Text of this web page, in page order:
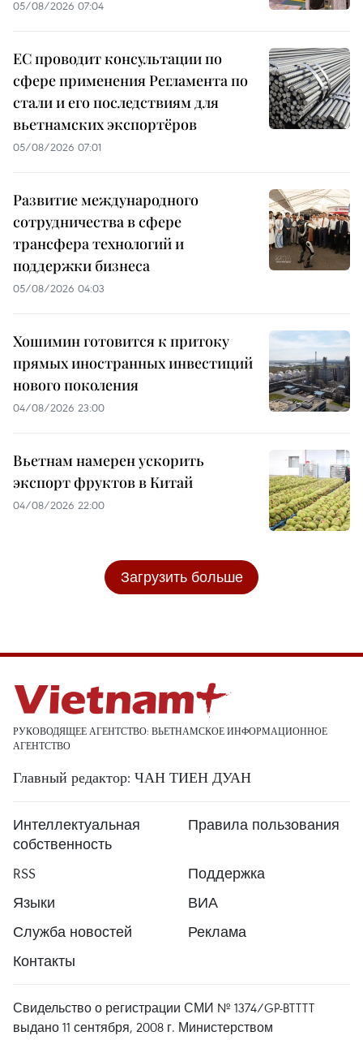
05/08/2026 07:04
ЕС проводит консультации по
сфере применения Регламента по
стали и его последствиям для
вьетнамских экспортёров
05/08/2026 07:01
Развитие международного
сотрудничества в сфере
трансфера технологий и
поддержки бизнеса
05/08/2026 04:03
Хошимин готовится к притоку
прямых иностранных инвестиций
нового поколения
04/08/2026 23:00
Вьетнам намерен ускорить
экспорт фруктов в Китай
04/08/2026 22:00
Загрузить больше
РУКОВОДЯЩЕЕ АГЕНТСТВО: ВЬЕТНАМСКОЕ ИНФОРМАЦИОННОЕ
АГЕНТСТВО
Главный редактор: ЧАН ТИЕН ДУАН
Интеллектуальная
собственность
Правила пользования
RSS
Поддержка
Языки
ВИА
Служба новостей
Реклама
Контакты
Свидельство о регистрации СМИ № 1374/GP-BTTTT
выдано 11 сентября, 2008 г. Министерством